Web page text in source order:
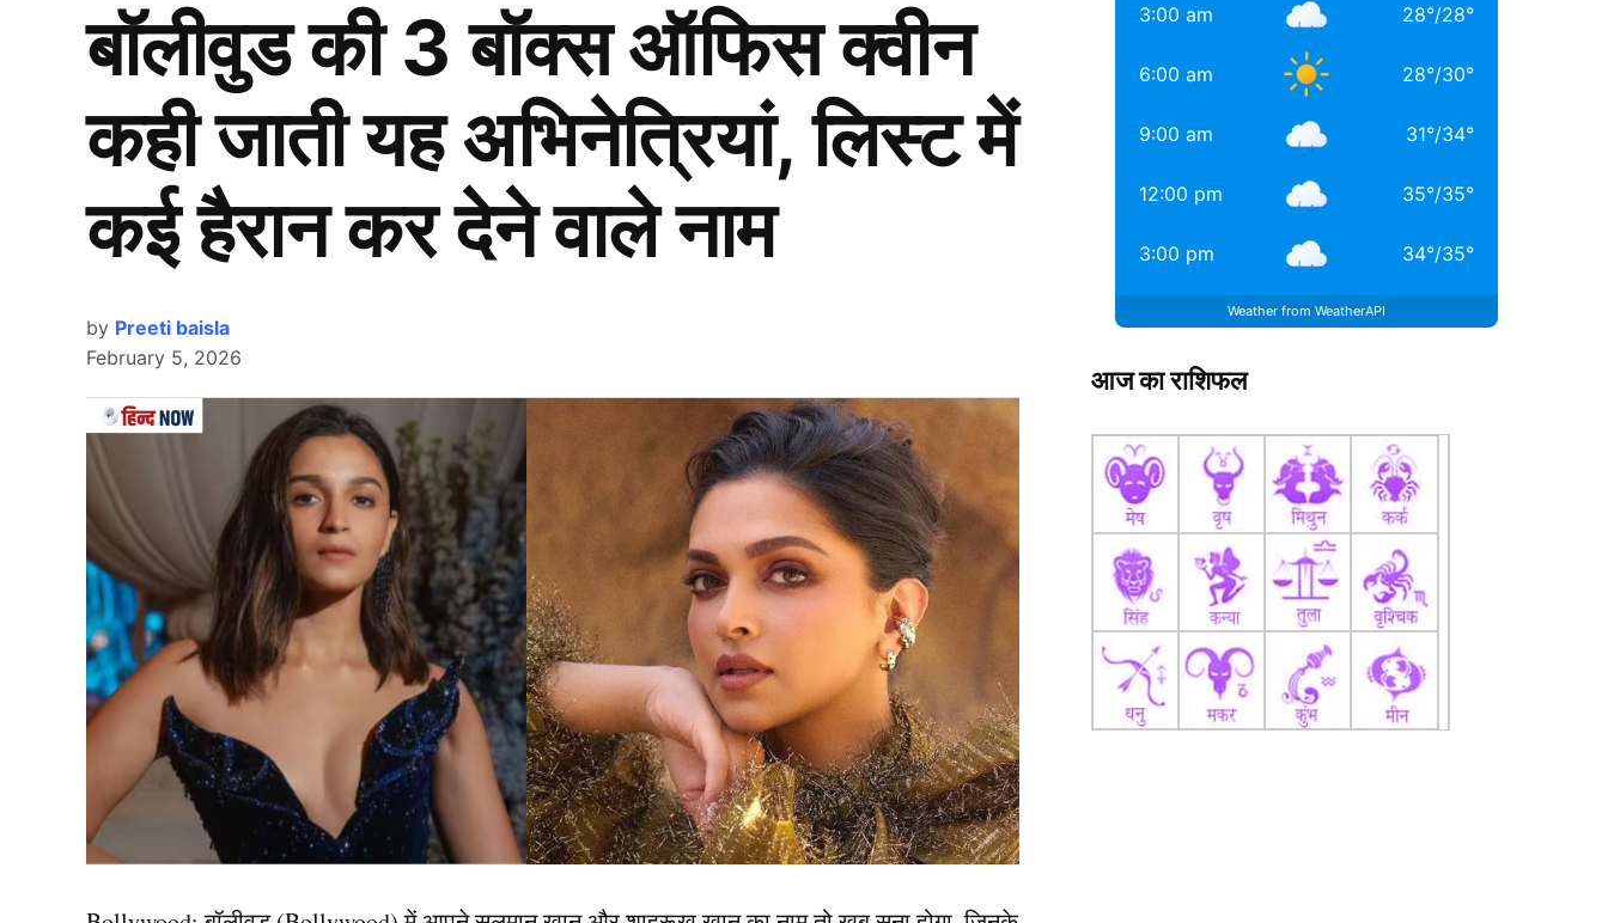
Pakistan
दरअसल, मीडिया रिपोर्ट्स के मुताबिक, अगर पाकिस्तान (Pakistan) टी20 वर्ल्ड कप 2026 में हिस्सा लेता है तो वह
भारत के खिलाफ मैच में बांग्लादेश के समर्थन में काली पट्टी बांधकर मैदान में उतर सकता है। ऐसे में सबसे बड़ा
सवाल यह है कि क्या यह कदम आईसीसी के नियमों का उल्लंघन माना जाएगा और अगर ऐसा हुआ, तो पाकिस्तान टीम
को किस तरह की कार्रवाई या सजा का सामना करना पड़ सकता है।
यह भी पढ़ें: भारत में खेलता है यह खिलाड़ी, लेकिन विदेश में ले जाता है सारा पैसा
क्या कहते है नियम?
आपको बता दें, आईसीसी के नियमों के मुताबिक, किसी भी खिलाड़ी या टीम को बिना पूर्व अनुमति अंतरराष्ट्रीय मैच में
काली पट्टी या किसी तरह का प्रतीक पहनने की इजाजत नहीं होती। ऐसा करना नियमों का उल्लंघन माना जाता
है। इससे पहले भी ऐसे मामले सामने आ चुके हैं। साल 2023 में ऑस्ट्रेलियाई क्रिकेटर उस्मान ख्वाजा को बिना
अनुमति काली पट्टी पहनने पर आईसीसी की ओर से सख्त चेतावनी दी गई थी।
बॉलीवुड की 3 बॉक्स ऑफिस क्वीन
कही जाती यह अभिनेत्रियां, लिस्ट में
कई हैरान कर देने वाले नाम
by Preeti baisla
February 5, 2026
3:00 am 28°/28°
6:00 am 28°/30°
9:00 am 31°/34°
12:00 pm 35°/35°
3:00 pm 34°/35°
Weather from WeatherAPI
आज का राशिफल